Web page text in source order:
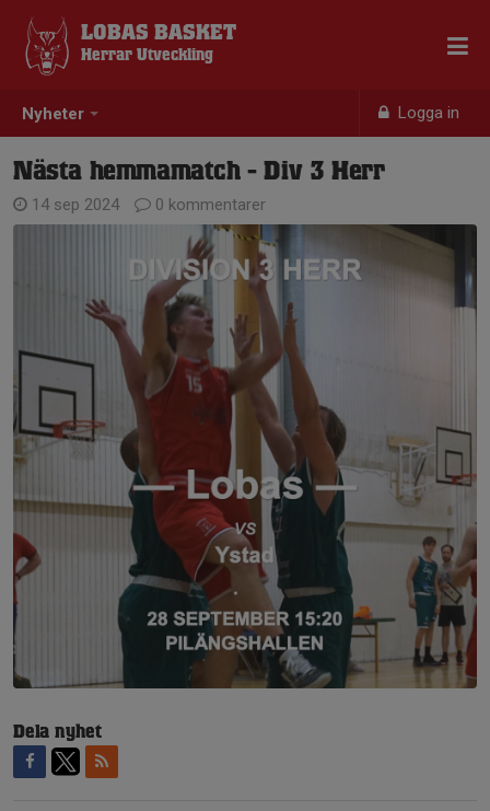
Nyheter Logga in
LOBAS BASKET
Herrar Utveckling
Nästa hemmamatch - Div 3 Herr
14 sep 2024 0 kommentarer
Dela nyhet